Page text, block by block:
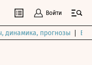
Войти
динамика, прогнозы